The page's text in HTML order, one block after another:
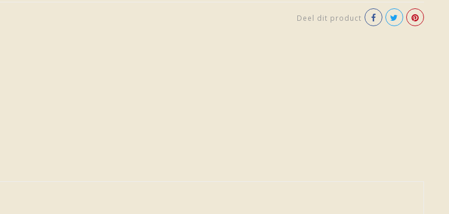
Deel dit product